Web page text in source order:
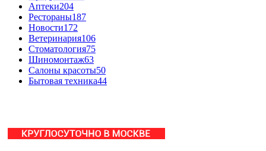
Аптеки204
Рестораны187
Новости172
Ветеринария106
Стоматология75
Шиномонтаж63
Салоны красоты50
Бытовая техника44